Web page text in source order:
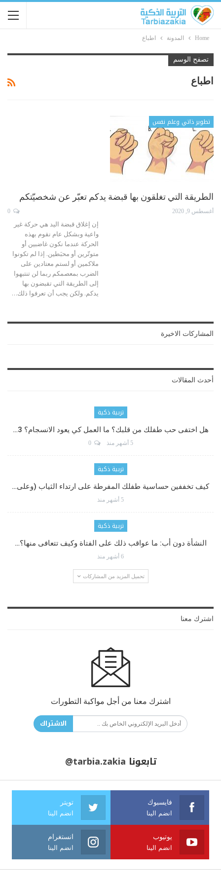
Home المدونة اطباع
تصفح الوسم
اطباع
تطوير ذاتي وعلم نفس
الطريقة التي تغلقون بها قبضة يدكم تعبّر عن شخصيّتكم
أغسطس 9, 2020
إن إغلاق قبضة اليد هي حركة غير
واعية وبشكل عام نقوم بهذه
الحركة عندما نكون غاضبين أو
متوتّرين أو محبَطين. إذا لم تكونوا
ملاكمين أو لستم معتادين على
الضرب بمعصمكم ربما لن تنتبهوا
إلى الطريقة التي تقبضون بها
يدكم. ولكن يجب أن تعرفوا ذلك…
المشاركات الاخيرة
أحدث المقالات
تربية ذكية
هل اختفى حب طفلك من قلبك؟ ما العمل كي يعود الانسجام؟ 3…
5 أشهر منذ 0
تربية ذكية
كيف تخففين حساسية طفلك المفرطة على ارتداء الثياب (وعلى…
5 أشهر منذ
تربية ذكية
النشأة دون أب: ما عواقب ذلك على الفتاة وكيف تتعافى منها؟…
6 أشهر منذ
تحميل المزيد من المشاركات
اشترك معنا
اشترك معنا من أجل مواكبة التطورات
الاشتراك
تابعونا @tarbia.zakia
فايسبوك
انضم الينا
تويتر
انضم الينا
يوتيوب
انضم الينا
انستغرام
انضم الينا